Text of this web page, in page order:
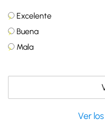
Excelente
Buena
Mala
Ver